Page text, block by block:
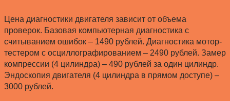
Цена диагностики двигателя зависит от объема
проверок. Базовая компьютерная диагностика с
считыванием ошибок – 1490 рублей. Диагностика мотор-
тестером с осциллографированием – 2490 рублей. Замер
компрессии (4 цилиндра) – 490 рублей за один цилиндр.
Эндоскопия двигателя (4 цилиндра в прямом доступе) –
3000 рублей.